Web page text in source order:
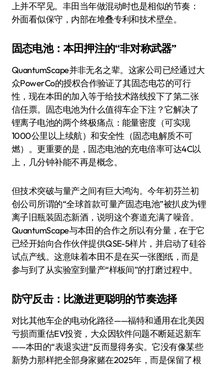
上并不罕见。丰田当年做混动时也是相似的节奏：
外面看似保守，内部在堆叠专利和技术壁垒。
固态电池：本田押注的“非对称武器”
QuantumScape并非无名之辈。这家公司已经通过大
众PowerCo的授权合作验证了其固态电芯的可行
性，现在本田的加入等于给技术路线投下了第二张
信任票。固态电池为什么值得车企下注？它解决了
锂离子电池的两个终极痛点：能量密度（可实现
1000公里以上续航）和安全性（固态电解质不可
燃）。更重要的是，固态电池的充电倍率可达4C以
上，几分钟补能不再是概念。
但技术突破与量产之间有巨大鸿沟。今年初芬兰初
创公司所谓的“全球首款可量产固态电池”被扒皮为锂
离子旧瓶装固态新酒，说明这个赛道充满了噪音。
QuantumScape与本田的合作之所以有分量，在于它
已经开始向合作伙伴提供QSE-5样片，并启动了硅谷
试点产线。这意味着本田不是在买一张图纸，而是
参与到了从实验室到量产“样板间”的打磨过程中。
防守反击：比激进更聪明的节奏选择
对比其他车企的电动化路径——福特和通用在北美因
亏损而重估EV投资，大众因软件问题不断延迟新车
——本田的“表退实进”反而显得务实。它没有像某些
新势力那样把全部身家赌在2025年，而是保留了根